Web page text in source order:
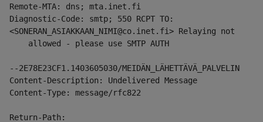
Remote-MTA: dns; mta.inet.fi
Diagnostic-Code: smtp; 550 RCPT TO:
<SONERAN_ASIAKKAAN_NIMI@co.inet.fi> Relaying not
    allowed - please use SMTP AUTH
--2E78E23CF1.1403605030/MEIDÄN_LÄHETTÄVÄ_PALVELIN
Content-Description: Undelivered Message
Content-Type: message/rfc822
Return-Path: